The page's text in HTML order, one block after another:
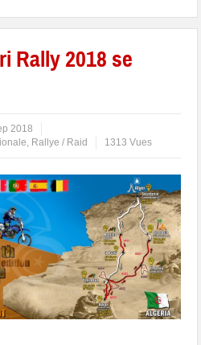
Rally 2018 se
2018
, Rallye / Raid 1313 Vues